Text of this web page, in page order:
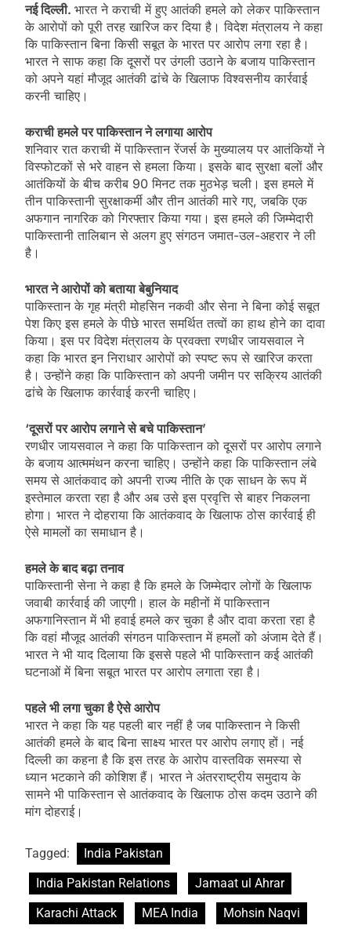
नई दिल्ली. भारत ने कराची में हुए आतंकी हमले को लेकर पाकिस्तान
के आरोपों को पूरी तरह खारिज कर दिया है। विदेश मंत्रालय ने कहा
कि पाकिस्तान बिना किसी सबूत के भारत पर आरोप लगा रहा है।
भारत ने साफ कहा कि दूसरों पर उंगली उठाने के बजाय पाकिस्तान
को अपने यहां मौजूद आतंकी ढांचे के खिलाफ विश्वसनीय कार्रवाई
करनी चाहिए।
कराची हमले पर पाकिस्तान ने लगाया आरोप
शनिवार रात कराची में पाकिस्तान रेंजर्स के मुख्यालय पर आतंकियों ने
विस्फोटकों से भरे वाहन से हमला किया। इसके बाद सुरक्षा बलों और
आतंकियों के बीच करीब 90 मिनट तक मुठभेड़ चली। इस हमले में
तीन पाकिस्तानी सुरक्षाकर्मी और तीन आतंकी मारे गए, जबकि एक
अफगान नागरिक को गिरफ्तार किया गया। इस हमले की जिम्मेदारी
पाकिस्तानी तालिबान से अलग हुए संगठन जमात-उल-अहरार ने ली
है।
भारत ने आरोपों को बताया बेबुनियाद
पाकिस्तान के गृह मंत्री मोहसिन नकवी और सेना ने बिना कोई सबूत
पेश किए इस हमले के पीछे भारत समर्थित तत्वों का हाथ होने का दावा
किया। इस पर विदेश मंत्रालय के प्रवक्ता रणधीर जायसवाल ने
कहा कि भारत इन निराधार आरोपों को स्पष्ट रूप से खारिज करता
है। उन्होंने कहा कि पाकिस्तान को अपनी जमीन पर सक्रिय आतंकी
ढांचे के खिलाफ कार्रवाई करनी चाहिए।
‘दूसरों पर आरोप लगाने से बचे पाकिस्तान’
रणधीर जायसवाल ने कहा कि पाकिस्तान को दूसरों पर आरोप लगाने
के बजाय आत्ममंथन करना चाहिए। उन्होंने कहा कि पाकिस्तान लंबे
समय से आतंकवाद को अपनी राज्य नीति के एक साधन के रूप में
इस्तेमाल करता रहा है और अब उसे इस प्रवृत्ति से बाहर निकलना
होगा। भारत ने दोहराया कि आतंकवाद के खिलाफ ठोस कार्रवाई ही
ऐसे मामलों का समाधान है।
हमले के बाद बढ़ा तनाव
पाकिस्तानी सेना ने कहा है कि हमले के जिम्मेदार लोगों के खिलाफ
जवाबी कार्रवाई की जाएगी। हाल के महीनों में पाकिस्तान
अफगानिस्तान में भी हवाई हमले कर चुका है और दावा करता रहा है
कि वहां मौजूद आतंकी संगठन पाकिस्तान में हमलों को अंजाम देते हैं।
भारत ने भी याद दिलाया कि इससे पहले भी पाकिस्तान कई आतंकी
घटनाओं में बिना सबूत भारत पर आरोप लगाता रहा है।
पहले भी लगा चुका है ऐसे आरोप
भारत ने कहा कि यह पहली बार नहीं है जब पाकिस्तान ने किसी
आतंकी हमले के बाद बिना साक्ष्य भारत पर आरोप लगाए हों। नई
दिल्ली का कहना है कि इस तरह के आरोप वास्तविक समस्या से
ध्यान भटकाने की कोशिश हैं। भारत ने अंतरराष्ट्रीय समुदाय के
सामने भी पाकिस्तान से आतंकवाद के खिलाफ ठोस कदम उठाने की
मांग दोहराई।
Tagged:
India Pakistan
India Pakistan Relations
Jamaat ul Ahrar
Karachi Attack
MEA India Mohsin Naqvi